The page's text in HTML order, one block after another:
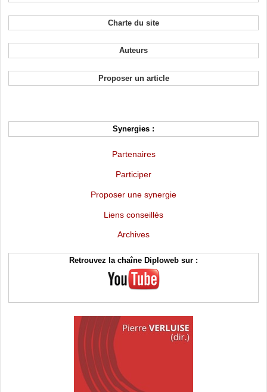
Charte du site
Auteurs
Proposer un article
Synergies :
Partenaires
Participer
Proposer une synergie
Liens conseillés
Archives
Retrouvez la chaîne Diploweb sur :